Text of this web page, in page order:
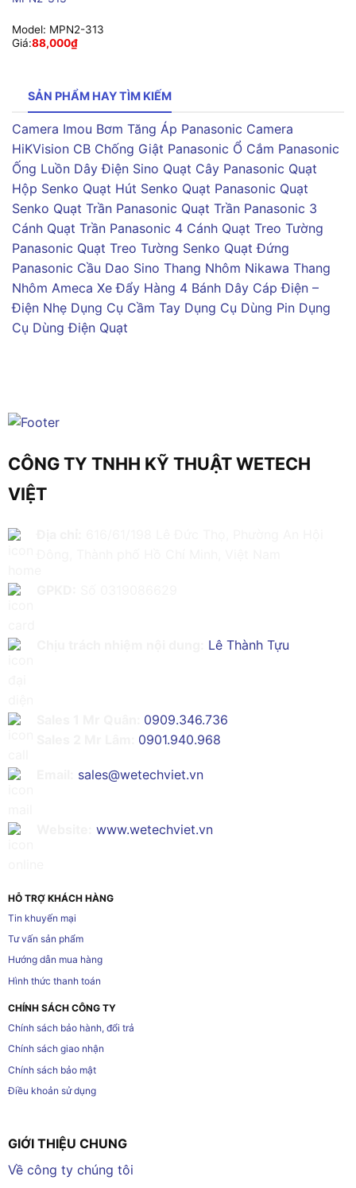
Model: MPN2-313
Giá:88,000₫
SẢN PHẨM HAY TÌM KIẾM
Camera Imou Bơm Tăng Áp Panasonic Camera
HiKVision CB Chống Giật Panasonic Ổ Cắm Panasonic
Ống Luồn Dây Điện Sino Quạt Cây Panasonic Quạt
Hộp Senko Quạt Hút Senko Quạt Panasonic Quạt
Senko Quạt Trần Panasonic Quạt Trần Panasonic 3
Cánh Quạt Trần Panasonic 4 Cánh Quạt Treo Tường
Panasonic Quạt Treo Tường Senko Quạt Đứng
Panasonic Cầu Dao Sino Thang Nhôm Nikawa Thang
Nhôm Ameca Xe Đẩy Hàng 4 Bánh Dây Cáp Điện –
Điện Nhẹ Dụng Cụ Cầm Tay Dụng Cụ Dùng Pin Dụng
Cụ Dùng Điện Quạt
CÔNG TY TNHH KỸ THUẬT WETECH
VIỆT
Lê Thành Tựu
0909.346.736
0901.940.968
sales@wetechviet.vn
www.wetechviet.vn
HỖ TRỢ KHÁCH HÀNG
Tin khuyến mại
Tư vấn sản phẩm
Hướng dẫn mua hàng
Hình thức thanh toán
CHÍNH SÁCH CÔNG TY
Chính sách bảo hành, đổi trả
Chính sách giao nhận
Chính sách bảo mật
Điều khoản sử dụng
GIỚI THIỆU CHUNG
Về công ty chúng tôi